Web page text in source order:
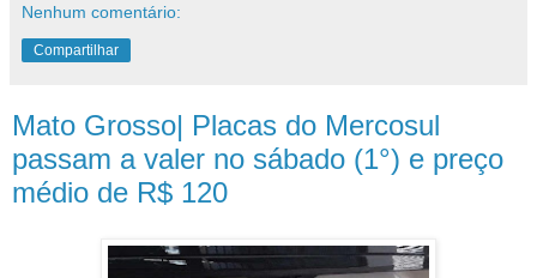
Nenhum comentário:
Compartilhar
Mato Grosso| Placas do Mercosul
passam a valer no sábado (1°) e preço
médio de R$ 120